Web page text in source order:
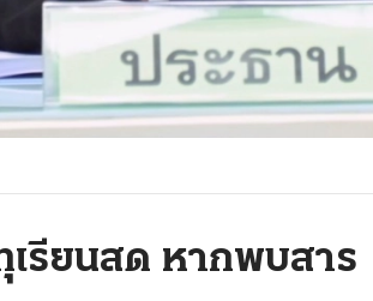
เรียนสด หากพบสาร